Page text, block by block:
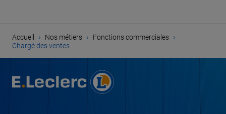
Accueil › Nos métiers › Fonctions commerciales ›
Chargé des ventes